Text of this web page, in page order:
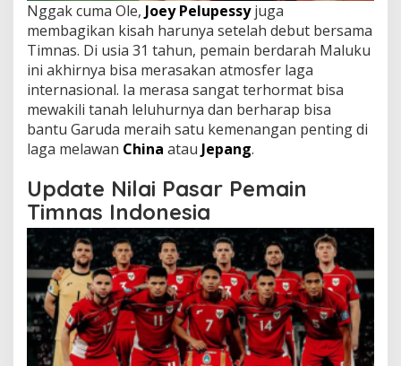
Nggak cuma Ole, Joey Pelupessyjuga
membagikan kisah harunya setelah debut bersama
Timnas. Di usia 31 tahun, pemain berdarah Maluku
ini akhirnya bisa merasakan atmosfer laga
internasional. Ia merasa sangat terhormat bisa
mewakili tanah leluhurnya dan berharap bisa
bantu Garuda meraih satu kemenangan penting di
laga melawan China atau Jepang.
Update Nilai Pasar Pemain
Timnas Indonesia